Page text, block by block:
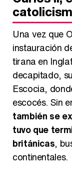
Una vez que
instauración
tirana en
decapitado,
Escocia,
escocés. Sin
también se
tuvo que
británicas,
continentales.